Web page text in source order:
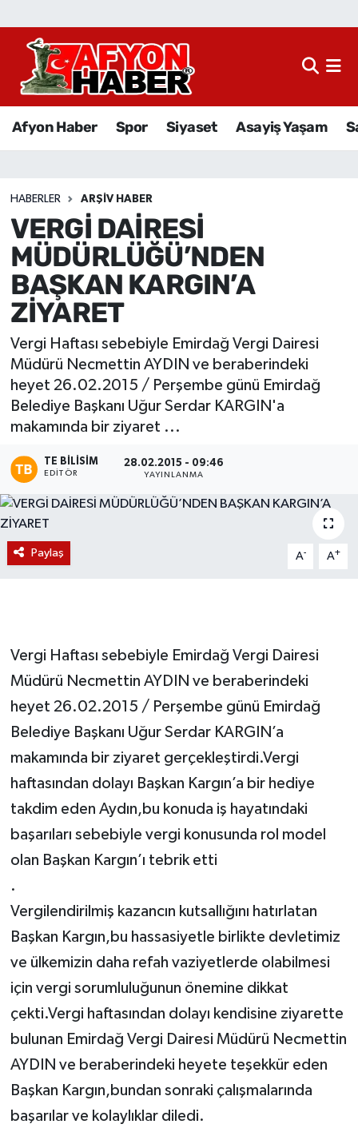
Afyon Haber Spor Siyaset Asayiş Yaşam
HABERLER ARŞIV HABER
VERGİ DAİRESİ
MÜDÜRLÜĞÜ’NDEN
BAŞKAN KARGIN’A
ZİYARET
Vergi Haftası sebebiyle Emirdağ Vergi Dairesi
Müdürü Necmettin AYDIN ve beraberindeki
heyet 26.02.2015 / Perşembe günü Emirdağ
Belediye Başkanı Uğur Serdar KARGIN'a
makamında bir ziyaret ...
TE BILISIM
EDITÖR
28.02.2015 - 09:46
YAYINLANMA
Paylaş A- A+
Vergi Haftası sebebiyle Emirdağ Vergi Dairesi
Müdürü Necmettin AYDIN ve beraberindeki
heyet 26.02.2015 / Perşembe günü Emirdağ
Belediye Başkanı Uğur Serdar KARGIN’a
makamında bir ziyaret gerçekleştirdi.Vergi
haftasından dolayı Başkan Kargın’a bir hediye
takdim eden Aydın,bu konuda iş hayatındaki
başarıları sebebiyle vergi konusunda rol model
olan Başkan Kargın’ı tebrik etti
.
Vergilendirilmiş kazancın kutsallığını hatırlatan
Başkan Kargın,bu hassasiyetle birlikte devletimiz
ve ülkemizin daha refah vaziyetlerde olabilmesi
için vergi sorumluluğunun önemine dikkat
çekti.Vergi haftasından dolayı kendisine ziyarette
bulunan Emirdağ Vergi Dairesi Müdürü Necmettin
AYDIN ve beraberindeki heyete teşekkür eden
Başkan Kargın,bundan sonraki çalışmalarında
başarılar ve kolaylıklar diledi.
Afyon Haber
Sağlık
Eğitim
Sivil Toplum
Ekonomi
Magazin
Etkinlikler